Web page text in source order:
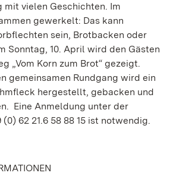
mit vielen Geschichten. Im
gewerkelt: Das kann
sein, Brotbacken oder
Sonntag, 10. April wird den Gästen
„Vom Korn zum Brot“ gezeigt.
gemeinsamen Rundgang wird ein
hergestellt, gebacken und
Eine Anmeldung unter der
62 21.6 58 88 15 ist notwendig.